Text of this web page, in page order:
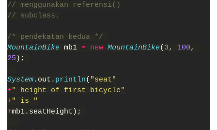
// menggunakan referensi()
// subclass.
/* pendekatan kedua */
MountainBike mb1 = new MountainBike( 3, 100
25 );
System.out. println( "seat"
+" height of first bicycle"
+" is "
+mb1.seatHeight);